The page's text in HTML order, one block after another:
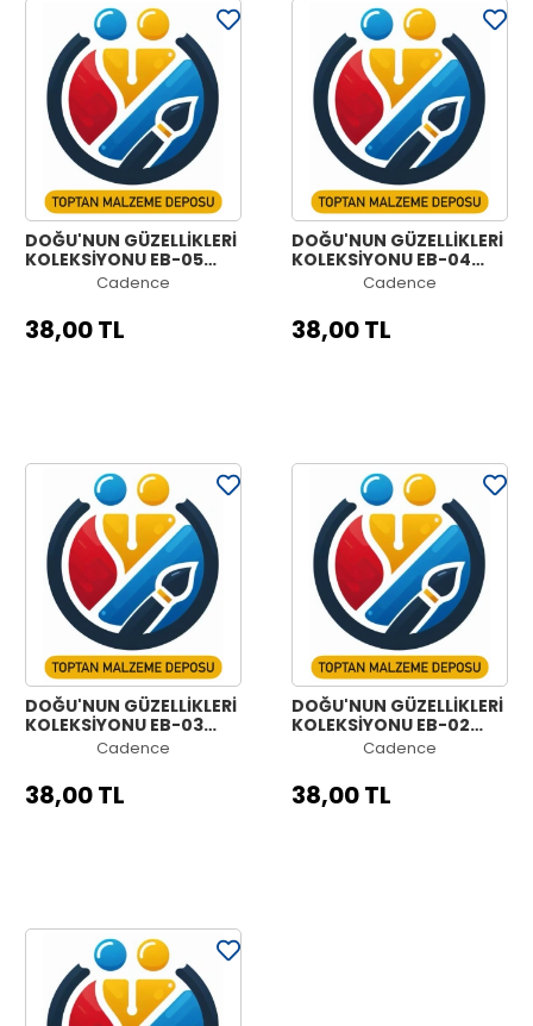
DOĞU'NUN GÜZELLİKLERİ
KOLEKSİYONU EB-05
30X42CMCadence
38,00 TL
DOĞU'NUN GÜZELLİKLERİ
KOLEKSİYONU EB-04
30X42CMCadence
38,00 TL
DOĞU'NUN GÜZELLİKLERİ
KOLEKSİYONU EB-03
30X42CMCadence
38,00 TL
DOĞU'NUN GÜZELLİKLERİ
KOLEKSİYONU EB-02
30X42CMCadence
38,00 TL